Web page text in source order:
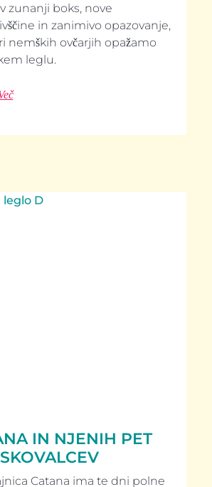
zunanji boks, nove
in zanimivo opazovanje,
nemških ovčarjih opažamo
leglu.
IN NJENIH PET
Catana ima te dni polne